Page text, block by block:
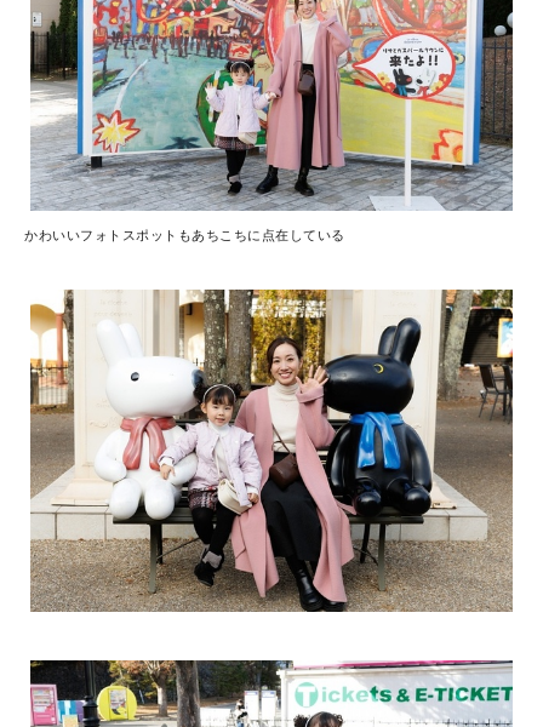
かわいいフォトスポットもあちこちに点在している